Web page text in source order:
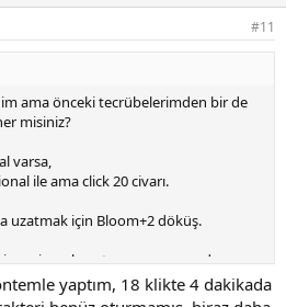
#11
ama önceki tecrübelerimden bir de
misiniz?
varsa,
ile ama click 20 civarı.
uzatmak için Bloom+2 döküş.
çevirme karıştırma vs yapmadan.
yaptım, 18 klikte 4 dakikada